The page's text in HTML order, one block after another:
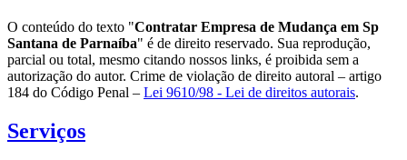
O conteúdo do texto "Contratar Empresa de Mudança em Sp
Santana de Parnaíba" é de direito reservado. Sua reprodução,
parcial ou total, mesmo citando nossos links, é proibida sem a
autorização do autor. Crime de violação de direito autoral – artigo
184 do Código Penal – Lei 9610/98 - Lei de direitos autorais.
Serviços